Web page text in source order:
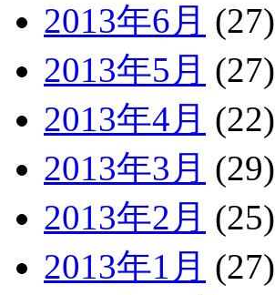
2013年6月 (27)
2013年5月 (27)
2013年4月 (22)
2013年3月 (29)
2013年2月 (25)
2013年1月 (27)